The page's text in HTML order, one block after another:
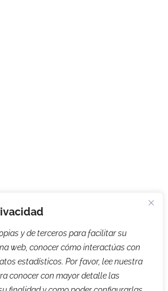
y de terceros para facilitar su
web, conocer cómo interactúas con
estadísticos. Por favor, lee nuestra
conocer con mayor detalle las